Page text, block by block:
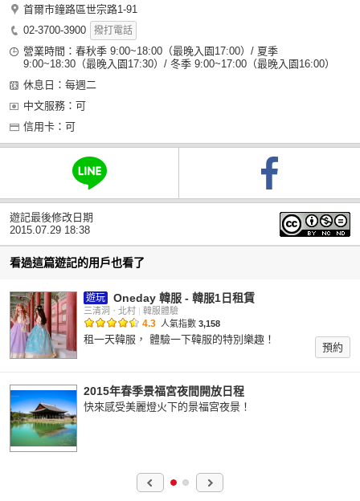
首爾市鐘路區世宗路1-91
02-3700-3900
撥打電話
營業時間：春秋季 9:00~18:00（最晚入園17:00）/ 夏季
9:00~18:30（最晚入園17:30）/ 冬季 9:00~17:00（最晚入園16:00）
休息日：每週二
中文服務：可
信用卡：可
遊記最後修改日期
2015.07.29 18:38
看過這篇遊記的用戶也看了
遊玩 Oneday 韓服 - 韓服1日租賃
三清洞ㆍ北村 | 韓服體驗
4.3 人氣指數 3,158
租一天韓服， 體驗一下韓服的特別樂趣！
預約
2015年春季景福宮夜間開放日程
快來感受美麗燈火下的景福宮夜景！